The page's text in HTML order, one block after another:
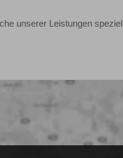
unserer Leistungen